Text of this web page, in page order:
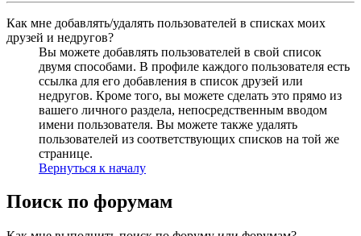
Как мне добавлять/удалять пользователей в списках моих
друзей и недругов?
Вы можете добавлять пользователей в свой список
двумя способами. В профиле каждого пользователя есть
ссылка для его добавления в список друзей или
недругов. Кроме того, вы можете сделать это прямо из
вашего личного раздела, непосредственным вводом
имени пользователя. Вы можете также удалять
пользователей из соответствующих списков на той же
странице.
Вернуться к началу
Поиск по форумам